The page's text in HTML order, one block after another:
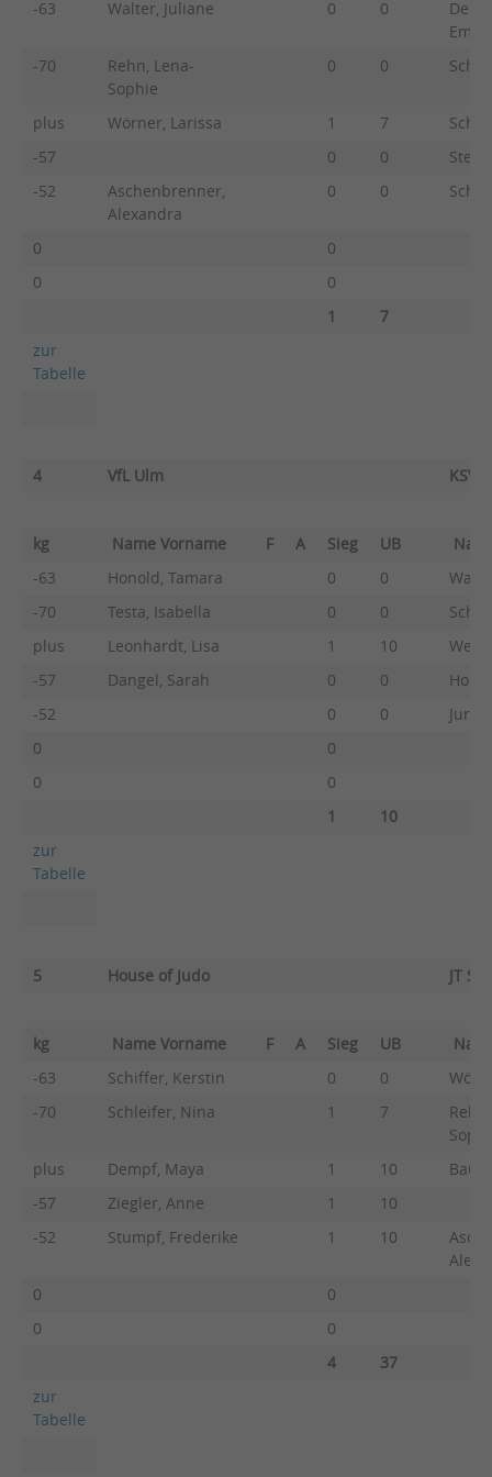
-63 Walter, Juliane 0 0
Emily
-70
Rehn, Lena-
Sophie
0 0
plus Wörner, Larissa 1 7
-57
0 0
-52
Aschenbrenner,
Alexandra
0 0
0
0
0
0
1
7
zur
Tabelle
4 VfL Ulm KSV
kg Name Vorname F A Sieg UB
-63
Honold, Tamara 0 0
-70
Testa, Isabella 0 0
plus
Leonhardt, Lisa 1 10
-57
Dangel, Sarah 0 0
-52
0 0
0
0
0
0
1
10
zur
Tabelle
5 House of Judo JT
kg Name Vorname F A Sieg UB
-63
Schiffer, Kerstin 0 0
-70
Schleifer, Nina 1 7
plus
Dempf, Maya 1 10
-57
Ziegler, Anne 1
10
-52
Stumpf, Frederike 1 10
0
0
0
0
4
37
zur
Tabelle